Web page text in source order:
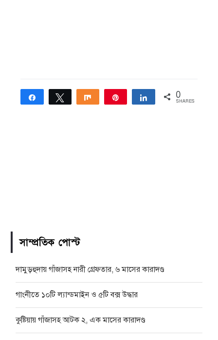
Share Tweet Share Share 0
SHARES
সাম্প্রতিক পোস্ট
দামুড়হুদায় গাঁজাসহ নারী গ্রেফতার, ৬ মাসের কারাদণ্ড
গাংনীতে ১০টি ল্যান্ডমাইন ও ৫টি বক্স উদ্ধার
কুষ্টিয়ায় গাঁজাসহ আটক ২, এক মাসের কারাদণ্ড